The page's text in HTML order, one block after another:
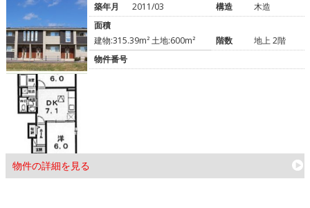
物件の詳細を見る
築年月
2011/03 構造
木造
面積
建物:315.39m² 土地:600m²
階数
地上 2階
物件番号